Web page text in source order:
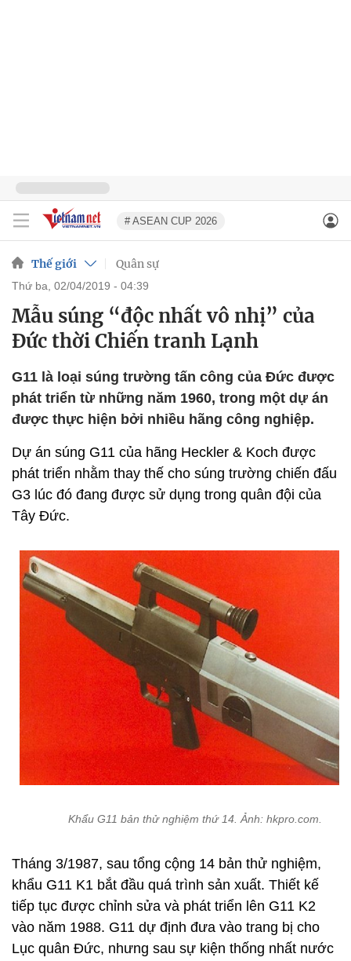
# ASEAN CUP 2026
Thế giới Quân sự
thứ ba, 02/04/2019 - 04:39
Mẫu súng “độc nhất vô nhị” của
Đức thời Chiến tranh Lạnh
G11 là loại súng trường tấn công của Đức được
phát triển từ những năm 1960, trong một dự án
được thực hiện bởi nhiều hãng công nghiệp.
Dự án súng G11 của hãng Heckler & Koch được
phát triển nhằm thay thế cho súng trường chiến đấu
G3 lúc đó đang được sử dụng trong quân đội của
Tây Đức.
Khẩu G11 bản thử nghiệm thứ 14. Ảnh: hkpro.com.
Tháng 3/1987, sau tổng cộng 14 bản thử nghiệm,
khẩu G11 K1 bắt đầu quá trình sản xuất. Thiết kế
tiếp tục được chỉnh sửa và phát triển lên G11 K2
vào năm 1988. G11 dự định đưa vào trang bị cho
Lục quân Đức, nhưng sau sự kiện thống nhất nước